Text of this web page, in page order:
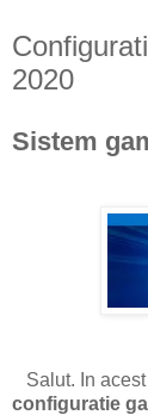
2020
Sistem
Salut. In
configuratie